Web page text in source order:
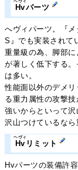
Hvパーツ
へヴィパーツ。『
S』でも実装されて
重量級の為、脚部
が著しく低下する
は多い。
性能面以外のデメ
る重力属性の攻撃技
強いからといって
沢山つけているなら
Hv
ヘヴィ
リミット
Hvパーツの装備許